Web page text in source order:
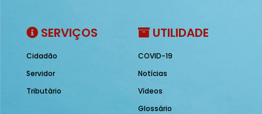
SERVIÇOS
Cidadão
Servidor
Tributário
UTILIDADE
COVID-19
Notícias
Vídeos
Glossário